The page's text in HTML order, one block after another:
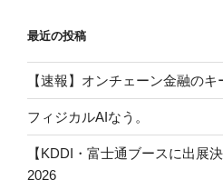
り
最近の投稿
【速報】オンチェーン金融の
フィジカルAIなう。
【KDDI・富士通ブースに出展
2026